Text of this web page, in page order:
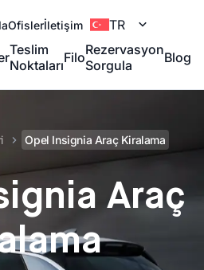
Ofislerİletişim TR
Teslim
NoktalarıFiloRezervasyon
Sorgula
Blog
Opel Insignia Araç Kiralama
Araç